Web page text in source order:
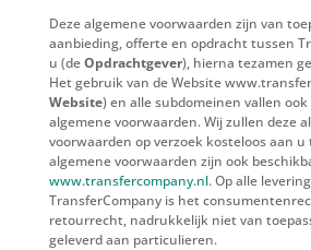
Deze algemene voorwaarden zijn van
aanbieding, offerte en opdracht tussen
u (deOpdrachtgever), hierna tezamen
Het gebruik van de Website
Website) en alle subdomeinen vallen
algemene voorwaarden. Wij zullen deze
voorwaarden op verzoek kosteloos aan u
algemene voorwaarden zijn ook
www.transfercompany.nl. Op alle
TransferCompany is het
retourrecht, nadrukkelijk niet van
geleverd aan particulieren.